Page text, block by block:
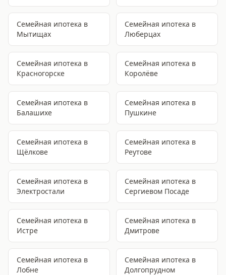
Семейная ипотека в
Мытищах
Семейная ипотека в
Люберцах
Семейная ипотека в
Красногорске
Семейная ипотека в
Королёве
Семейная ипотека в
Балашихе
Семейная ипотека в
Пушкине
Семейная ипотека в
Щёлкове
Семейная ипотека в
Реутове
Семейная ипотека в
Электростали
Семейная ипотека в
Сергиевом Посаде
Семейная ипотека в
Истре
Семейная ипотека в
Дмитрове
Семейная ипотека в
Лобне
Семейная ипотека в
Долгопрудном